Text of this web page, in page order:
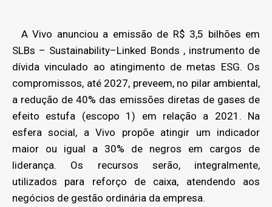
A Vivo anunciou a emissão de R$ 3,5 bilhões em
SLBs – Sustainability–Linked Bonds , instrumento de
dívida vinculado ao atingimento de metas ESG. Os
compromissos, até 2027, preveem, no pilar ambiental,
a redução de 40% das emissões diretas de gases de
efeito estufa (escopo 1) em relação a 2021. Na
esfera social, a Vivo propõe atingir um indicador
maior ou igual a 30% de negros em cargos de
liderança. Os recursos serão, integralmente,
utilizados para reforço de caixa, atendendo aos
negócios de gestão ordinária da empresa.